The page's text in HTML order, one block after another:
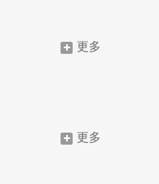
更多
更多